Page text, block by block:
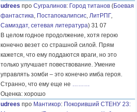
udrees про Сугралинов: Город титанов (Боевая
фантастика, Постапокалипсис, ЛитРПГ,
Самиздат, сетевая литература) 31 07
В целом годное продолжение, хотя герою
конечно везет со страшной силой. Прям
кажется, что ему поддаются враги, но это
только улучшает повествование. Умение
управлять зомби – это конечно имба героя.
Странно, что ему еще не ………
Оценка: хорошо
udrees про Мантикор: Покоривший СТЕНУ 23: